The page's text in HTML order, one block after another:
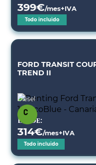
399€/mes+IVA
Todo incluido
FORD TRANSIT
TREND II
Diésel
Desde:
314€/mes+IVA
Todo incluido